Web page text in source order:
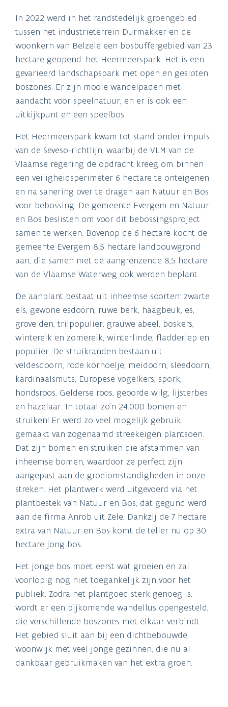
In 2022 werd in het randstedelijk groengebied
tussen het industrieterrein Durmakker en de
woonkern van Belzele een bosbuffergebied van 23
hectare geopend: het Heermeerspark. Het is een
gevarieerd landschapspark met open en gesloten
boszones. Er zijn mooie wandelpaden met
aandacht voor speelnatuur, en er is ook een
uitkijkpunt en een speelbos.
Het Heermeerspark kwam tot stand onder impuls
van de Seveso-richtlijn, waarbij de VLM van de
Vlaamse regering de opdracht kreeg om binnen
een veiligheidsperimeter 6 hectare te onteigenen
en na sanering over te dragen aan Natuur en Bos
voor bebossing. De gemeente Evergem en Natuur
en Bos beslisten om voor dit bebossingsproject
samen te werken. Bovenop de 6 hectare kocht de
gemeente Evergem 8,5 hectare landbouwgrond
aan, die samen met de aangrenzende 8,5 hectare
van de Vlaamse Waterweg ook werden beplant.
De aanplant bestaat uit inheemse soorten: zwarte
els, gewone esdoorn, ruwe berk, haagbeuk, es,
grove den, trilpopulier, grauwe abeel, boskers,
wintereik en zomereik, winterlinde, fladderiep en
populier. De struikranden bestaan uit
veldesdoorn, rode kornoelje, meidoorn, sleedoorn,
kardinaalsmuts, Europese vogelkers, spork,
hondsroos, Gelderse roos, geoorde wilg, lijsterbes
en hazelaar. In totaal zo’n 24.000 bomen en
struiken! Er werd zo veel mogelijk gebruik
gemaakt van zogenaamd streekeigen plantsoen.
Dat zijn bomen en struiken die afstammen van
inheemse bomen, waardoor ze perfect zijn
aangepast aan de groeiomstandigheden in onze
streken. Het plantwerk werd uitgevoerd via het
plantbestek van Natuur en Bos, dat gegund werd
aan de firma Anrob uit Zele. Dankzij de 7 hectare
extra van Natuur en Bos komt de teller nu op 30
hectare jong bos.
Het jonge bos moet eerst wat groeien en zal
voorlopig nog niet toegankelijk zijn voor het
publiek. Zodra het plantgoed sterk genoeg is,
wordt er een bijkomende wandellus opengesteld,
die verschillende boszones met elkaar verbindt.
Het gebied sluit aan bij een dichtbebouwde
woonwijk met veel jonge gezinnen, die nu al
dankbaar gebruikmaken van het extra groen.